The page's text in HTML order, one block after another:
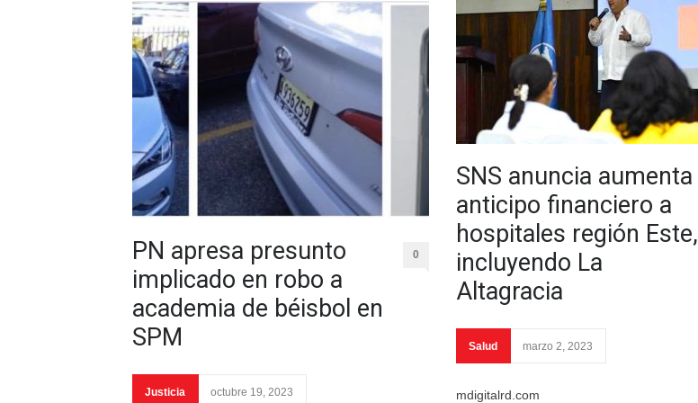
PN apresa presunto
implicado en robo a
academia de béisbol en
SPM
0
Justicia octubre 19, 2023
SNS anuncia aumenta
anticipo financiero a
hospitales región Este,
incluyendo La
Altagracia
Salud marzo 2, 2023
mdigitalrd.com